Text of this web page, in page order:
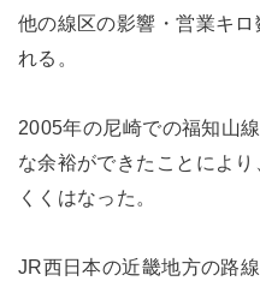
他の線区の影響・営業キ
れる。
2005年の尼崎での福知山
な余裕ができたことによ
くくはなった。
JR西日本の近畿地方の路